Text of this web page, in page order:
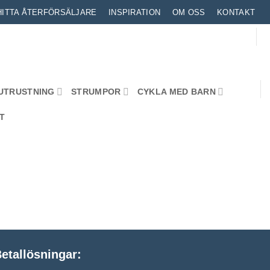
ÅTERFÖRSÄLJARE INSPIRATION OM OSS KONTAKT
STRUMPOR CYKLA MED BARN